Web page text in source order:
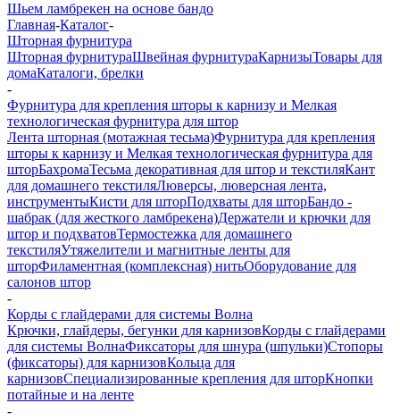
Шьем ламбрекен на основе бандо
Главная-Каталог-
Шторная фурнитура
Шторная фурнитураШвейная фурнитураКарнизыТовары для
домаКаталоги, брелки
-
Фурнитура для крепления шторы к карнизу и Мелкая
технологическая фурнитура для штор
Лента шторная (мотажная тесьма)Фурнитура для крепления
шторы к карнизу и Мелкая технологическая фурнитура для
шторБахромаТесьма декоративная для штор и текстиляКант
для домашнего текстиляЛюверсы, люверсная лента,
инструментыКисти для шторПодхваты для шторБандо -
шабрак (для жесткого ламбрекена)Держатели и крючки для
штор и подхватовТермостежка для домашнего
текстиляУтяжелители и магнитные ленты для
шторФиламентная (комплексная) нитьОборудование для
салонов штор
-
Корды с глайдерами для системы Волна
Крючки, глайдеры, бегунки для карнизовКорды с глайдерами
для системы ВолнаФиксаторы для шнура (шпульки)Стопоры
(фиксаторы) для карнизовКольца для
карнизовСпециализированные крепления для шторКнопки
потайные и на ленте
-